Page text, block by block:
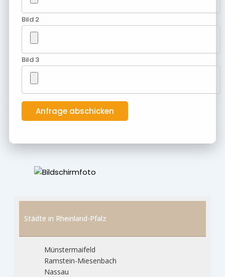
Bild 2
Bild 3
Städte in Rheinland-Pfalz
Münstermaifeld
Ramstein-Miesenbach
Nassau